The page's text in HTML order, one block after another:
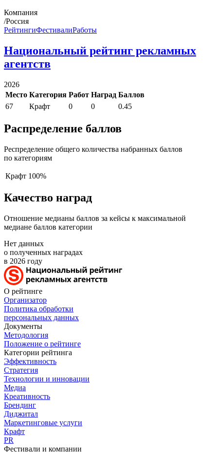
Компания
/Россия
РейтингиФестивалиРаботы
Национальный рейтинг рекламных
агентств
2026
Место Категория Работ Наград Баллов
67
Крафт 0 0 0.45
Распределение баллов
Респределение общего количества набранных баллов
по категориям
Крафт 100%
Качество наград
Отношение медианы баллов за кейсы к максимальной
медиане баллов категории
Нет данных
о полученных наградах
в 2026 году
О рейтинге
Организатор
Политика обработки
персональных данных
Документы
Методология
Положение о рейтинге
Категории рейтинга
Эффективность
Стратегия
Технологии и инновации
Медиа
Креативность
Брендинг
Диджитал
Маркетинговые услуги
Крафт
PR
Фестивали и компании